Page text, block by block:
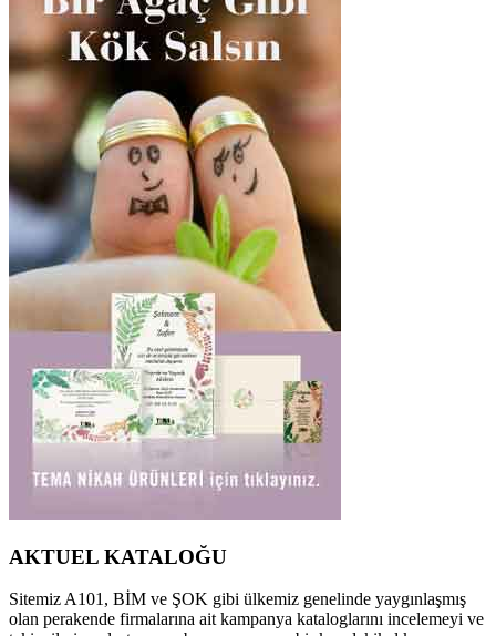
AKTUEL KATALOĞU
Sitemiz A101, BİM ve ŞOK gibi ülkemiz genelinde yaygınlaşmış
olan perakende firmalarına ait kampanya kataloglarını incelemeyi ve